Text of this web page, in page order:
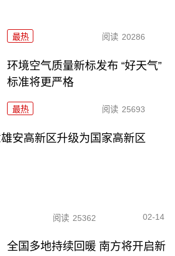
最热 阅读 20286
环境空气质量新标发布 “好天气”
标准将更严格
最热 阅读 25693
安高新区升级为国家高新区
阅读 25362 02-14
全国多地持续回暖 南方将开启新